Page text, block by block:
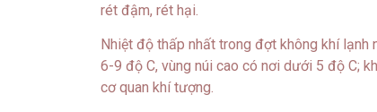
rét đậm, rét hại.
Nhiệt độ thấp nhất trong đợt không khí lạnh
6-9 độ C, vùng núi cao có nơi dưới 5 độ C;
cơ quan khí tượng.